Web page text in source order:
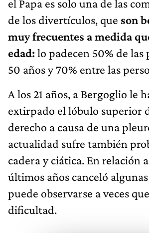
el Papa es solo una de las
de los divertículos, que son
muy frecuentes a medida
edad: lo padecen 50% de las
50 años y 70% entre las
A los 21 años, a Bergoglio le
extirpado el lóbulo superior
derecho a causa de una
actualidad sufre también
cadera y ciática. En relación
últimos años canceló
puede observarse a veces
dificultad.